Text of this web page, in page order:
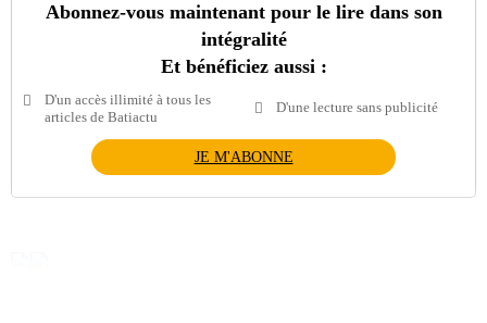
Abonnez-vous maintenant pour le lire dans son
intégralité
Et bénéficiez aussi :
D'un accès illimité à tous les
articles de Batiactu
D'une lecture sans publicité
JE M'ABONNE